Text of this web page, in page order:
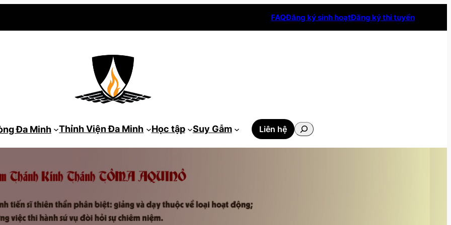
FAQĐăng ký sinh hoạtĐăng ký thi tuyển
Đa Minh Thỉnh Viện Đa Minh Học tập Suy Gẫm Liên hệ
Tìm
kiếm